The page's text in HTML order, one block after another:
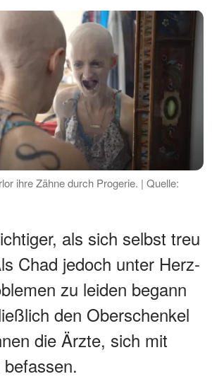
ihre Zähne durch Progerie. | Quelle:
als sich selbst treu
Chad jedoch unter Herz-
zu leiden begann
den Oberschenkel
die Ärzte, sich mit